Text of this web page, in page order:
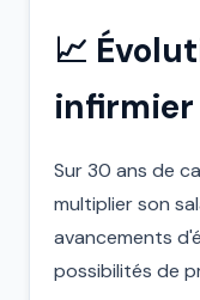
📈
Sur 30 ans de
multiplier son
avancements
possibilités de